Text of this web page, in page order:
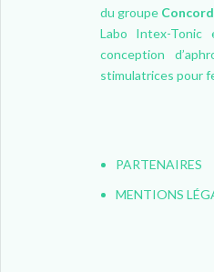
du groupe
Labo Intex-Tonic
conception
stimulatrices pour
PARTENAIRES
MENTIONS